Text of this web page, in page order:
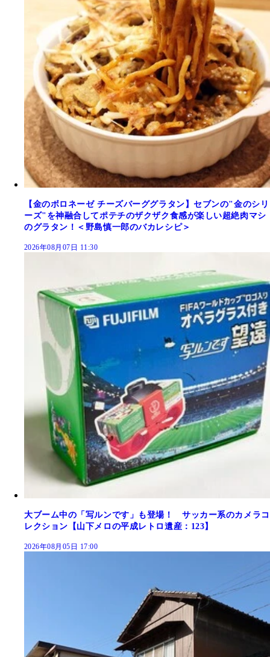
【金のボロネーゼ チーズバーググラタン】セブンの"金のシリ
ーズ"を神融合してポテチのザクザク食感が楽しい超絶肉マシ
のグラタン！＜野島慎一郎のバカレシピ＞
2026年08月07日 11:30
大ブーム中の「写ルンです」も登場！ サッカー系のカメラコ
レクション【山下メロの平成レトロ遺産：123】
2026年08月05日 17:00